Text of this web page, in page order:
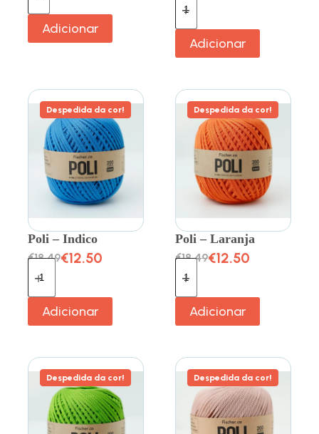
Adicionar
Adicionar
Despedida da cor!
Poli – Indico
€18.49€12.50
Adicionar
Despedida da cor!
Poli – Laranja
€18.49€12.50
Adicionar
Despedida da cor! Despedida da cor!